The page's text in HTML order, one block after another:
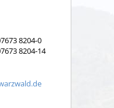
8204-0
8204-14